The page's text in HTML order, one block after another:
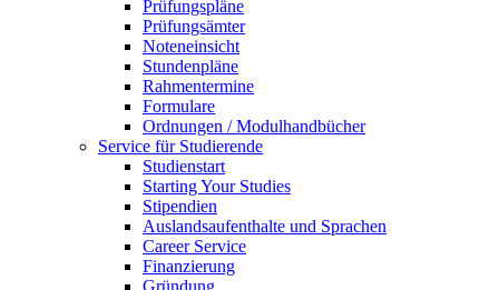
Prüfungspläne
Prüfungsämter
Noteneinsicht
Stundenpläne
Rahmentermine
Formulare
Ordnungen / Modulhandbücher
Service für Studierende
Studienstart
Starting Your Studies
Stipendien
Auslandsaufenthalte und Sprachen
Career Service
Finanzierung
Gründung